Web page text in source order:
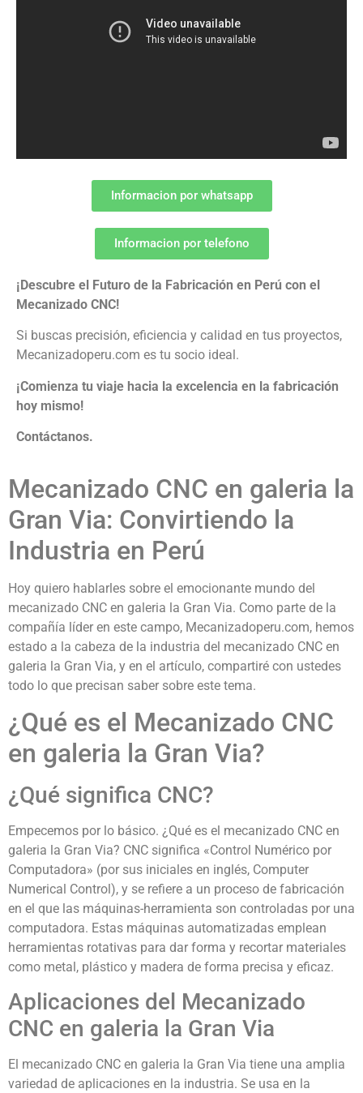
Informacion por whatsapp
Informacion por telefono
¡Descubre el Futuro de la Fabricación en Perú con el
Mecanizado CNC!
Si buscas precisión, eficiencia y calidad en tus proyectos,
Mecanizadoperu.com es tu socio ideal.
¡Comienza tu viaje hacia la excelencia en la fabricación
hoy mismo!
Contáctanos.
Mecanizado CNC en galeria la
Gran Via: Convirtiendo la
Industria en Perú
Hoy quiero hablarles sobre el emocionante mundo del
mecanizado CNC en galeria la Gran Via. Como parte de la
compañía líder en este campo, Mecanizadoperu.com, hemos
estado a la cabeza de la industria del mecanizado CNC en
galeria la Gran Via, y en el artículo, compartiré con ustedes
todo lo que precisan saber sobre este tema.
¿Qué es el Mecanizado CNC
en galeria la Gran Via?
¿Qué significa CNC?
Empecemos por lo básico. ¿Qué es el mecanizado CNC en
galeria la Gran Via? CNC significa «Control Numérico por
Computadora» (por sus iniciales en inglés, Computer
Numerical Control), y se refiere a un proceso de fabricación
en el que las máquinas-herramienta son controladas por una
computadora. Estas máquinas automatizadas emplean
herramientas rotativas para dar forma y recortar materiales
como metal, plástico y madera de forma precisa y eficaz.
Aplicaciones del Mecanizado
CNC en galeria la Gran Via
El mecanizado CNC en galeria la Gran Via tiene una amplia
variedad de aplicaciones en la industria. Se usa en la